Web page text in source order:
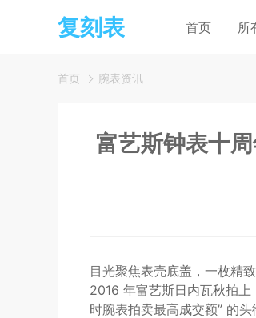
复刻表 首页 所
首页 腕表资讯
富艺斯钟表十
目光聚焦表壳底盖，一枚精
2016 年富艺斯日内瓦秋拍
时腕表拍卖最高成交额” 的